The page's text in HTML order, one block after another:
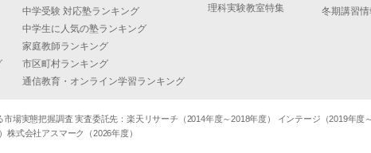
中学受験 対応塾ランキング
中学生に人気の塾ランキング
家庭教師ランキング
市区町村ランキング
通信教育・オンライン学習ランキング
理科実験教室特集
冬期講習
場実態把握調査 実査委託先：楽天リサーチ（2014年度～2018年度） インテージ（2019年度
株式会社アスマーク（2026年度）